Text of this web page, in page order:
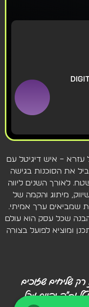
עזרא – איש דיגיטל עם
שמוביל את הסוכנות בגישה
לאורך השנים ליווה
מיתוג והקמה של
שמביאים ערך אמיתי.
שכל עסק הוא עולם
ומוציא לפועל בצורה
שליחים שזוכים
וב"ה נהנים מכל